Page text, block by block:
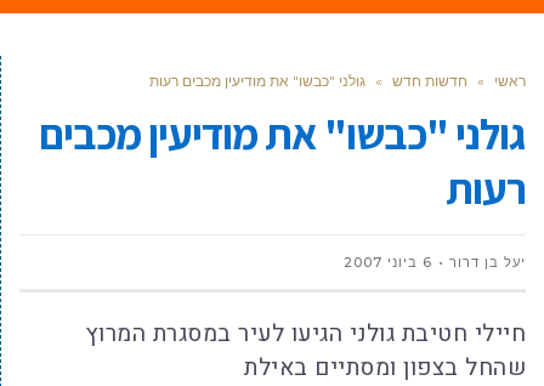
ראשי » חדשות חדש » גולני "כבשו" את מודיעין מכבים רעות
גולני "כבשו" את מודיעין מכבים
רעות
יעל בן דרור 6 ביוני 2007
חיילי חטיבת גולני הגיעו לעיר במסגרת המרוץ
שהחל בצפון ומסתיים באילת